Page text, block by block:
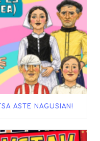
ASTE NAGUSIAN!